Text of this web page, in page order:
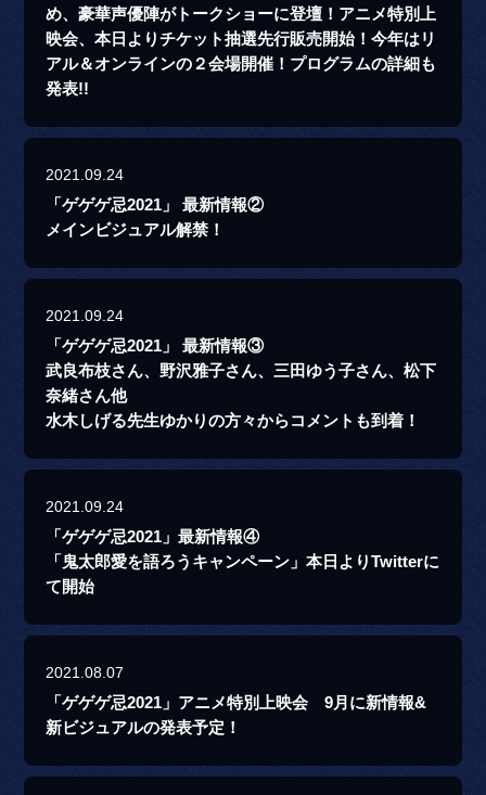
め、豪華声優陣がトークショーに登壇！アニメ特別上
映会、本日よりチケット抽選先行販売開始！今年はリ
アル＆オンラインの２会場開催！プログラムの詳細も
発表!!
2021.09.24
「ゲゲゲ忌2021」 最新情報②
メインビジュアル解禁！
2021.09.24
「ゲゲゲ忌2021」 最新情報③
武良布枝さん、野沢雅子さん、三田ゆう子さん、松下
奈緒さん他
水木しげる先生ゆかりの方々からコメントも到着！
2021.09.24
「ゲゲゲ忌2021」最新情報④
「鬼太郎愛を語ろうキャンペーン」本日よりTwitterに
て開始
2021.08.07
「ゲゲゲ忌2021」アニメ特別上映会 9月に新情報&
新ビジュアルの発表予定！